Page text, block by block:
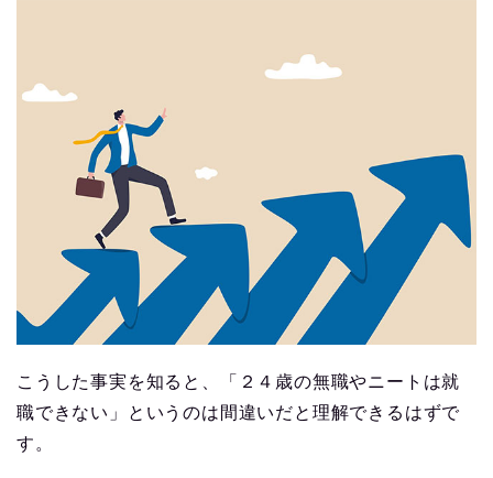
こうした事実を知ると、「２４歳の無職やニートは就
職できない」というのは間違いだと理解できるはずで
す。